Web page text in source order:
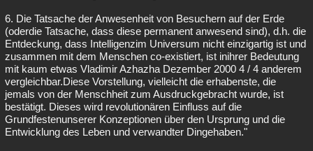
6. Die Tatsache der Anwesenheit von Besuchern auf der Erde
(oderdie Tatsache, dass diese permanent anwesend sind), d.h. die
Entdeckung, dass Intelligenzim Universum nicht einzigartig ist und
zusammen mit dem Menschen co-existiert, ist inihrer Bedeutung
mit kaum etwas Vladimir Azhazha Dezember 2000 4 / 4 anderem
vergleichbar.Diese Vorstellung, vielleicht die erhabenste, die
jemals von der Menschheit zum Ausdruckgebracht wurde, ist
bestätigt. Dieses wird revolutionären Einfluss auf die
Grundfestenunserer Konzeptionen über den Ursprung und die
Entwicklung des Leben und verwandter Dingehaben."